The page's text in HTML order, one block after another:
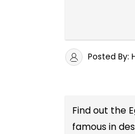
Posted By:
Find out the
famous in